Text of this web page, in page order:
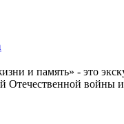
и память» - это
Отечественной войны